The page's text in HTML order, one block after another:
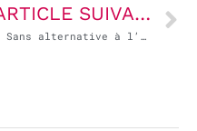
ARTICLE SUIVANT
« Sans alternative à l’offre actuelle, l’attractivité du train restera une ambition… et l’utilisation de la route, une évidence » Chloé Petat, tribune dans Marianne